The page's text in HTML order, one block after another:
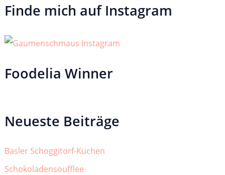
Finde mich auf Instagram
Foodelia Winner
Neueste Beiträge
Basler Schoggitorf-Kuchen
Schokoladensoufflee